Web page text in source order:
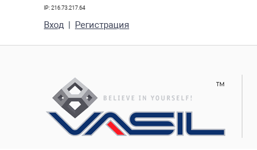
IP: 216.73.217.64
Вход | Регистрация